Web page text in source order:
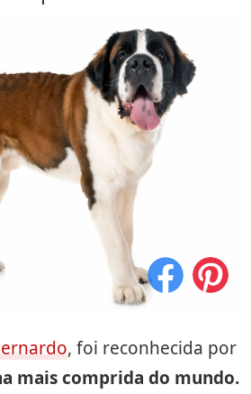
, foi reconhecida por
mais comprida do mundo.